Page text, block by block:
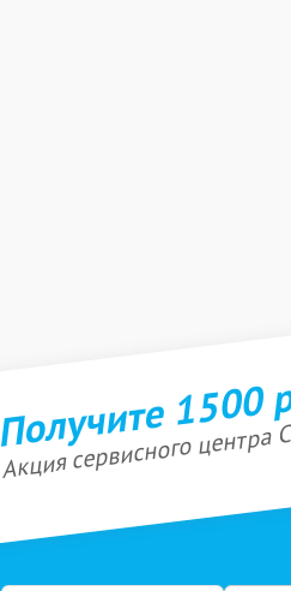
Получите
Акция сервисного центра